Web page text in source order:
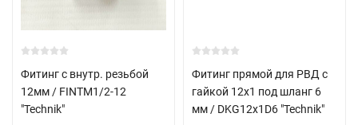
Фитинг с внутр. резьбой
12мм / FINTM1/2-12
"Technik"
Фитинг прямой для РВД с
гайкой 12х1 под шланг 6
мм / DKG12х1D6 "Technik"